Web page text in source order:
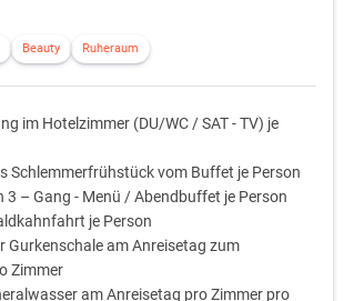
Beauty Ruheraum
im Hotelzimmer (DU/WC / SAT - TV) je
Schlemmerfrühstück vom Buffet je Person
3 – Gang - Menü / Abendbuffet je Person
je Person
Gurkenschale am Anreisetag zum
Zimmer
am Anreisetag pro Zimmer pro